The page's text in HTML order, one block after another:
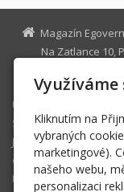
Magazín
Na Zatlance 10,
Úvodní stránka
STUDIO
JIHLAVA
eOSOBNOST
ROK INFORMATIKY
Kliknutím na
vybraných
marketingové).
našeho webu,
personalizaci